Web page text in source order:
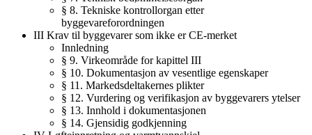
§ 8. Tekniske kontrollorgan etter
byggevareforordningen
III Krav til byggevarer som ikke er CE-merket
Innledning
§ 9. Virkeområde for kapittel III
§ 10. Dokumentasjon av vesentlige egenskaper
§ 11. Markedsdeltakernes plikter
§ 12. Vurdering og verifikasjon av byggevarers ytelser
§ 13. Innhold i dokumentasjonen
§ 14. Gjensidig godkjenning